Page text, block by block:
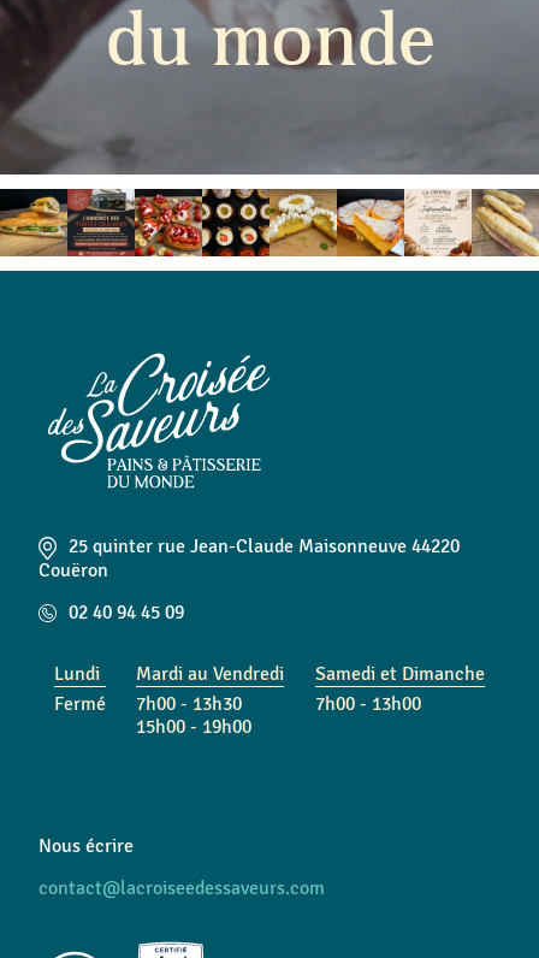
du monde
25 quinter rue Jean-Claude Maisonneuve 44220
Couëron
02 40 94 45 09
Lundi
Fermé
Mardi au Vendredi
7h00 - 13h30
15h00 - 19h00
Samedi et Dimanche
7h00 - 13h00
Nous écrire
contact@lacroiseedessaveurs.com